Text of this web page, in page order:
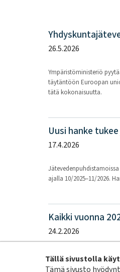
Tällä sivustolla
Tämä sivusto
26.5.2026
Ympäristöministeriö
täytäntöön Euroopan
tätä kokonaisuutta.
Uusi hanke
17.4.2026
ajalla 10/2025–11/2026.
Kaikki vuonna
24.2.2026
Vuonna 2025
ilmestyneet julkaisut ovat